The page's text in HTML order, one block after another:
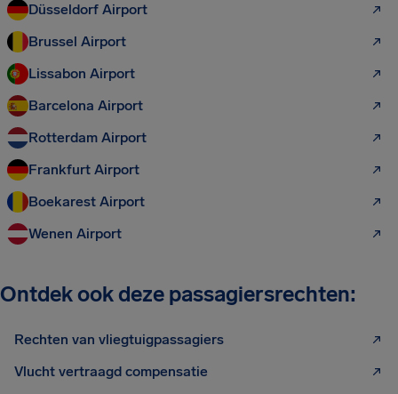
Düsseldorf Airport
Brussel Airport
Lissabon Airport
Barcelona Airport
Rotterdam Airport
Frankfurt Airport
Boekarest Airport
Wenen Airport
Ontdek ook deze passagiersrechten:
Rechten van vliegtuigpassagiers
Vlucht vertraagd compensatie